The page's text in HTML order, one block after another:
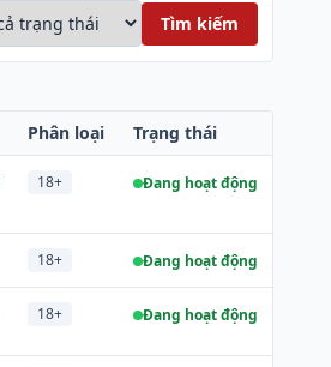
Tìm kiếm
Phân loại Trạng thái
18+ Đang hoạt động
18+ Đang hoạt động
18+ Đang hoạt động